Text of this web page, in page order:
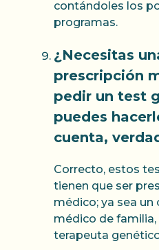
contándoles los
programas.
¿Necesitas
prescripción
pedir un test
puedes
cuenta,
Correcto, estos
tienen que ser
médico; ya sea
médico de
terapeuta